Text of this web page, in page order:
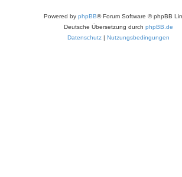
Powered by phpBB® Forum Software © phpBB
Deutsche Übersetzung durch phpBB.de
Datenschutz | Nutzungsbedingungen